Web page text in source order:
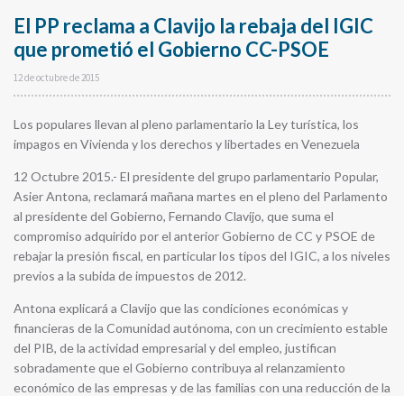
El PP reclama a Clavijo la rebaja del IGIC
que prometió el Gobierno CC-PSOE
12 de octubre de 2015
Los populares llevan al pleno parlamentario la Ley turística, los
impagos en Vivienda y los derechos y libertades en Venezuela
12 Octubre 2015.- El presidente del grupo parlamentario Popular,
Asier Antona, reclamará mañana martes en el pleno del Parlamento
al presidente del Gobierno, Fernando Clavijo, que suma el
compromiso adquirido por el anterior Gobierno de CC y PSOE de
rebajar la presión fiscal, en particular los tipos del IGIC, a los niveles
previos a la subida de impuestos de 2012.
Antona explicará a Clavijo que las condiciones económicas y
financieras de la Comunidad autónoma, con un crecimiento estable
del PIB, de la actividad empresarial y del empleo, justifican
sobradamente que el Gobierno contribuya al relanzamiento
económico de las empresas y de las familias con una reducción de la